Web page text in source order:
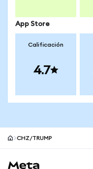
App Store
Calificación
4.7
CHZ/TRUMP